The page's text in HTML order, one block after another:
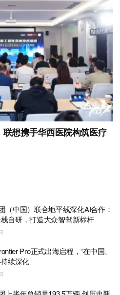
想携手华西医院构筑医疗
（中国）联合地平线深化AI合作：
自研，打造大众智驾新标杆
Pro正式出海启程，“在中国、
续深化